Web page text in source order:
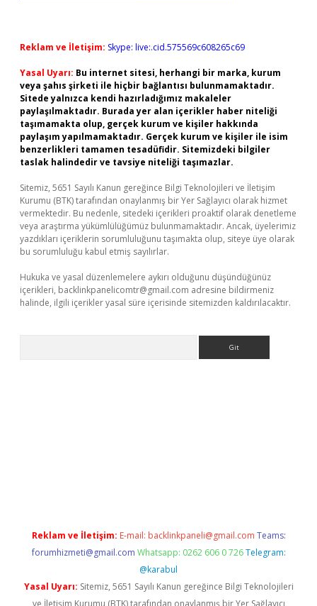
Reklam ve İletişim: Skype: live:.cid.575569c608265c69
Yasal Uyarı: Bu internet sitesi, herhangi bir marka, kurum
veya şahıs şirketi ile hiçbir bağlantısı bulunmamaktadır.
Sitede yalnızca kendi hazırladığımız makaleler
paylaşılmaktadır. Burada yer alan içerikler haber niteliği
taşımamakta olup, gerçek kurum ve kişiler hakkında
paylaşım yapılmamaktadır. Gerçek kurum ve kişiler ile isim
benzerlikleri tamamen tesadüfidir. Sitemizdeki bilgiler
taslak halindedir ve tavsiye niteliği taşımazlar.
Sitemiz, 5651 Sayılı Kanun gereğince Bilgi Teknolojileri ve İletişim
Kurumu (BTK) tarafından onaylanmış bir Yer Sağlayıcı olarak hizmet
vermektedir. Bu nedenle, sitedeki içerikleri proaktif olarak denetleme
veya araştırma yükümlülüğümüz bulunmamaktadır. Ancak, üyelerimiz
yazdıkları içeriklerin sorumluluğunu taşımakta olup, siteye üye olarak
bu sorumluluğu kabul etmiş sayılırlar.
Hukuka ve yasal düzenlemelere aykırı olduğunu düşündüğünüz
içerikleri, backlinkpanelicomtr@gmail.com adresine bildirmeniz
halinde, ilgili içerikler yasal süre içerisinde sitemizden kaldırılacaktır.
Reklam ve İletişim: E-mail: backlinkpaneli@gmail.com Teams:
forumhizmeti@gmail.com Whatsapp: 0262 606 0 726 Telegram:
@karabul
Yasal Uyarı: Sitemiz, 5651 Sayılı Kanun gereğince Bilgi Teknolojileri
ve İletişim Kurumu (BTK) tarafından onaylanmış bir Yer Sağlayıcı